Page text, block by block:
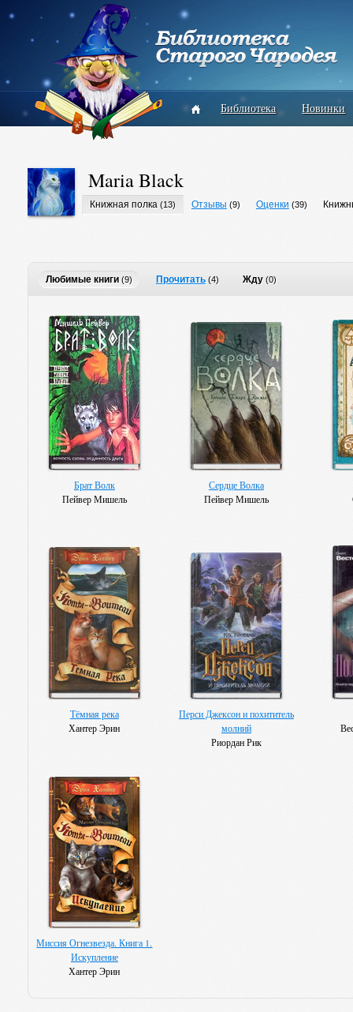
Библиотека Новинки
Maria Black
Книжная полка (13) Отзывы (9) Оценки (39)
Любимые книги (9) Прочитать (4) Жду (0)
Брат Волк
Пейвер Мишель
Сердце Волка
Пейвер Мишель
Тёмная река
Хантер Эрин
Перси Джексон и похититель
молний
Риордан Рик
Миссия Огнезвезда. Книга 1.
Искупление
Хантер Эрин